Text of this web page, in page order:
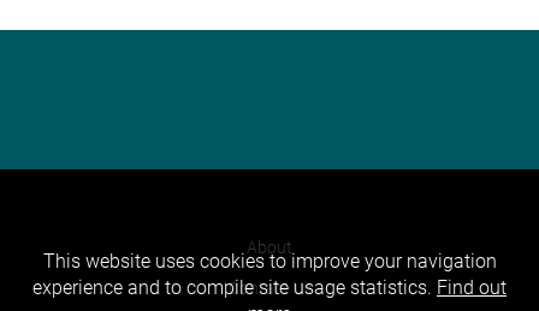
About
Contact Us
This website uses cookies to improve your navigation
experience and to compile site usage statistics. Find out